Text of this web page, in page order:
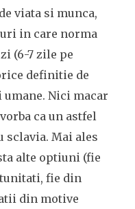
viata si munca,
in care norma
(6-7 zile pe
definitie de
Nici macar
ca un astfel
sclavia. Mai ales
alte optiuni (fie
fie din
din motive